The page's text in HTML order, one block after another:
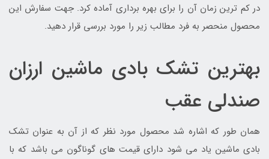
در کم ترین زمان آن را برای بهره برداری آماده کرد. جهت سفارش این
محصول منحصر به فرد مطالب زیر را مورد بررسی قرار دهید.
بهترین تشک بادی ماشین ارزان
صندلی عقب
همان طور که اشاره شد محصول مورد نظر که از آن به عنوان تشک
بادی ماشین یاد می شود دارای قیمت های گوناگون می باشد که با